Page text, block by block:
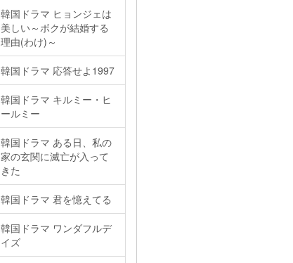
韓国ドラマ ヒョンジェは
美しい～ボクが結婚する
理由(わけ)～
韓国ドラマ 応答せよ1997
韓国ドラマ キルミー・ヒ
ールミー
韓国ドラマ ある日、私の
家の玄関に滅亡が入って
きた
韓国ドラマ 君を憶えてる
韓国ドラマ ワンダフルデ
イズ